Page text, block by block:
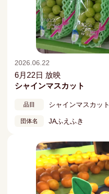
2026.06.22
6月22日 放映
シャインマスカット
品目 シャインマスカット
団体名 JAふえふき